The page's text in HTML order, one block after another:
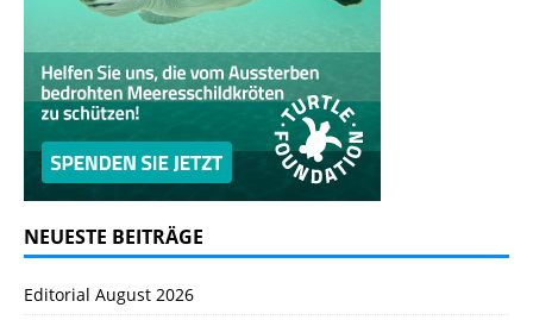
NEUESTE BEITRÄGE
Editorial August 2026